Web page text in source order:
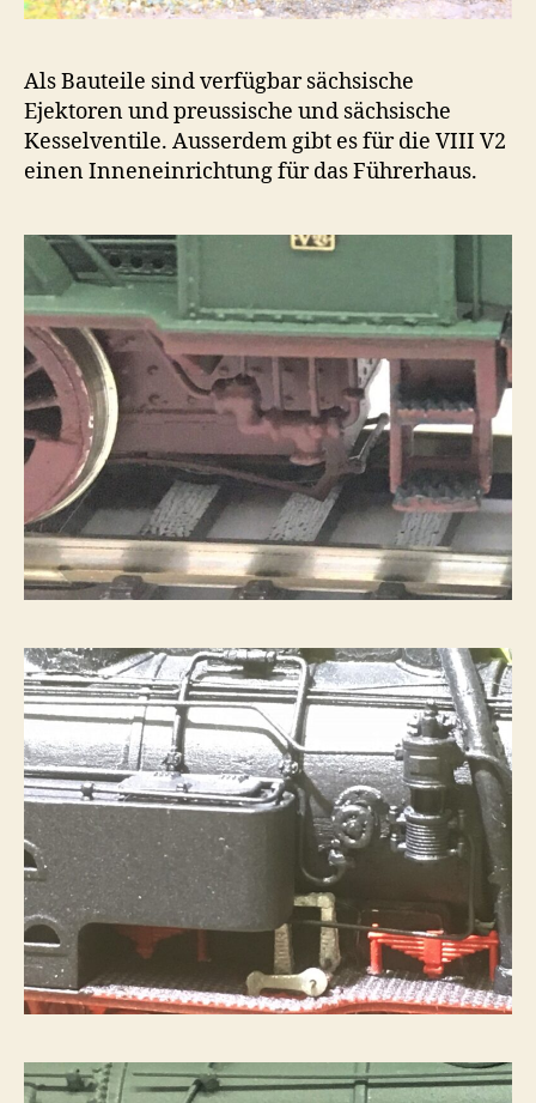
Als Bauteile sind verfügbar sächsische
Ejektoren und preussische und sächsische
Kesselventile. Ausserdem gibt es für die VIII V2
einen Inneneinrichtung für das Führerhaus.